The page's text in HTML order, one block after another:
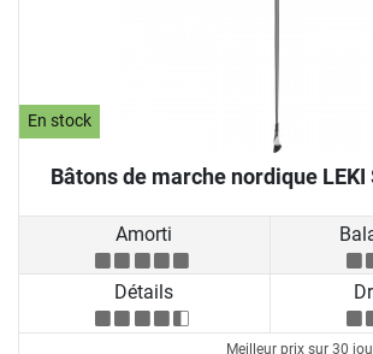
En stock
Bâtons de marche nordique
Amorti
Détails
Meilleur prix sur 30